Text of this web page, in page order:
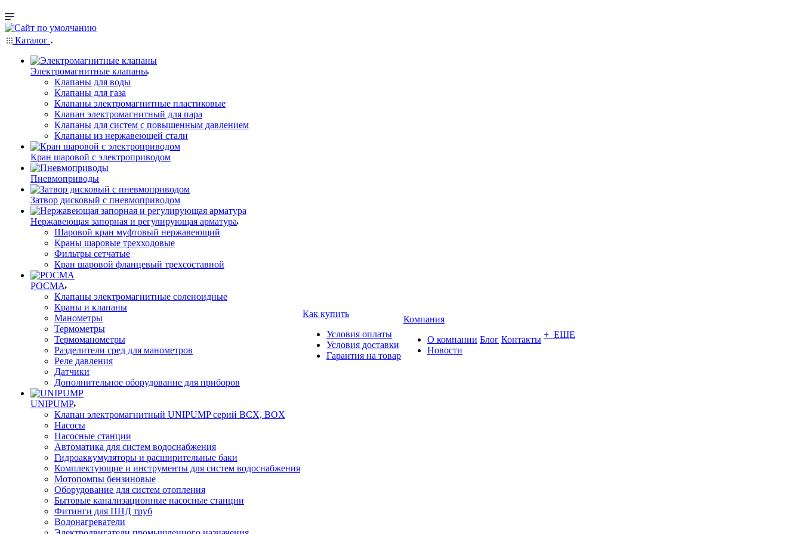
Каталог
Электромагнитные клапаны
Клапаны для воды
Клапаны для газа
Клапаны электромагнитные пластиковые
Клапан электромагнитный для пара
Клапаны для систем с повышенным давлением
Клапаны из нержавеющей стали
Кран шаровой с электроприводом
Пневмоприводы
Затвор дисковый с пневмоприводом
Нержавеющая запорная и регулирующая арматура
Шаровой кран муфтовый нержавеющий
Краны шаровые трехходовые
Фильтры сетчатые
Кран шаровой фланцевый трехсоставной
РОСМА
Клапаны электромагнитные соленоидные
Краны и клапаны
Манометры
Термометры
Термоманометры
Разделители сред для манометров
Реле давления
Датчики
Дополнительное оборудование для приборов
UNIPUMP
Клапан электромагнитный UNIPUMP серий BCX, BOX
Насосы
Насосные станции
Автоматика для систем водоснабжения
Гидроаккумуляторы и расширительные баки
Комплектующие и инструменты для систем водоснабжения
Мотопомпы бензиновые
Оборудование для систем отопления
Бытовые канализационные насосные станции
Фитинги для ПНД труб
Водонагреватели
Как купить
Условия оплаты
Условия доставки
Гарантия на товар
Компания
О компании
Новости
Блог Контакты + ЕЩЕ